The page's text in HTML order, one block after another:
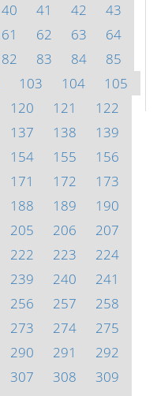
40 41 42
43
61 62 63
64
82 83 84
85
103 104
105
120 121
122
137 138
139
154 155
156
171 172
173
188 189
190
205 206
207
222 223
224
239 240
241
256 257
258
273 274
275
290 291
292
307 308
309